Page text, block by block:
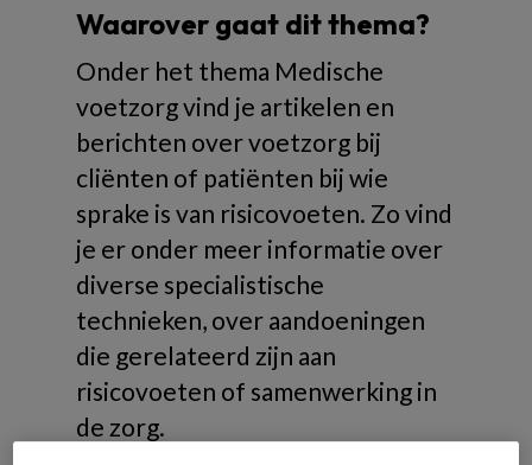
Waarover gaat dit thema?
Onder het thema Medische
voetzorg vind je artikelen en
berichten over voetzorg bij
cliënten of patiënten bij wie
sprake is van risicovoeten. Zo vind
je er onder meer informatie over
diverse specialistische
technieken, over aandoeningen
die gerelateerd zijn aan
risicovoeten of samenwerking in
de zorg.